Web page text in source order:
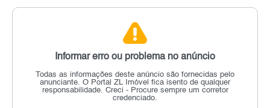
Informar erro ou problema no anúncio
Todas as informações deste anúncio são fornecidas pelo
anunciante. O Portal ZL Imóvel fica isento de qualquer
responsabilidade. Creci - Procure sempre um corretor
credenciado.